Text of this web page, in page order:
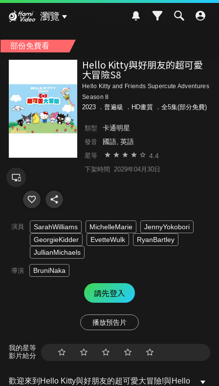
瀏覽
部份免費看
Hello Kitty與好朋友的超可愛
大冒險S8
Hello Kitty and Friends Supercute Adventures
Season 8
2023 ． 普遍級 ．HD畫質 ．全5集(部分免費)
類型 卡通明星
發音 國語, 英語
星等 4.4
下架時間 2029年04月30日
演員 SarahWilliams MichelleMarie
JennyYokobori
GeorgieKidder
EvetteWulk
RyanBartley
JullianMichaels
導演 BruniNaka
請先登入
播放預告片
我的星等
影片給分
歡迎來到Hello Kitty與好朋友的超可愛大冒險!與Hello